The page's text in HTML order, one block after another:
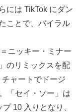
には TikTok にダン
ことで、バイラル
ニッキー・ミナー
のリミックスを配
ャートでドージ
「セイ・ソー」は
10 ⼊りとなり、